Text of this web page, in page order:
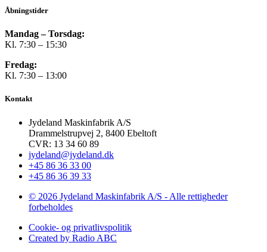
Åbningstider
Mandag – Torsdag:
Kl. 7:30 – 15:30
Fredag:
Kl. 7:30 – 13:00
Kontakt
Jydeland Maskinfabrik A/S
Drammelstrupvej 2, 8400 Ebeltoft
CVR: 13 34 60 89
jydeland@jydeland.dk
+45 86 36 33 00
+45 86 36 39 33
© 2026 Jydeland Maskinfabrik A/S - Alle rettigheder
forbeholdes
Cookie- og privatlivspolitik
Created by Radio ABC